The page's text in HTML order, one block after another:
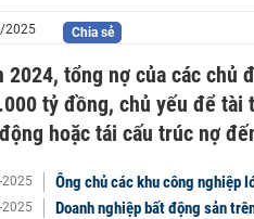
2025 Chia sẻ
2024, tổng nợ của các chủ
tỷ đồng, chủ yếu để
hoặc tái cấu trúc nợ
2025 Ông chủ các khu công nghiệp
2025 Doanh nghiệp bất động sản